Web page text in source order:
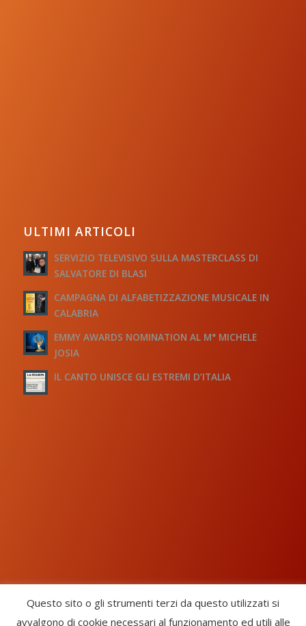
ULTIMI ARTICOLI
SERVIZIO TELEVISIVO SULLA MASTERCLASS DI
SALVATORE DI BLASI
CAMPAGNA DI ALFABETIZZAZIONE MUSICALE IN
CALABRIA
EMMY AWARDS NOMINATION AL M° MICHELE
JOSIA
IL CANTO UNISCE GLI ESTREMI D’ITALIA
Questo sito o gli strumenti terzi da questo utilizzati si
avvalgono di cookie necessari al funzionamento ed utili alle